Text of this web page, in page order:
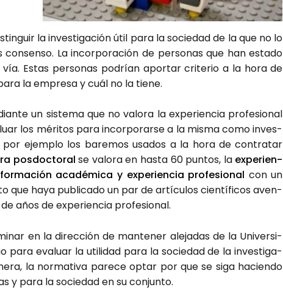
la inves­ti­ga­ción útil para la socie­dad de la que no lo
La incor­po­ra­ción de per­so­nas que han esta­do
Estas per­so­nas podrían apor­tar cri­te­rio a la hora de
la empre­sa y cuál no la tie­ne.
un sis­te­ma que no valo­ra la expe­rien­cia pro­fe­sio­nal
los méri­tos para incor­po­rar­se a la mis­ma como inves­
ejem­plo los bare­mos usa­dos a la hora de con­tra­tar
pos­doc­to­ral se valo­ra en has­ta 60 pun­tos, la expe­rien­
for­ma­ción aca­dé­mi­ca y expe­rien­cia pro­fe­sio­nal con un
que haya publi­ca­do un par de artícu­los cien­tí­fi­cos aven­
años de expe­rien­cia pro­fe­sio­nal.
en la direc­ción de man­te­ner ale­ja­das de la Uni­ver­si­
para eva­luar la uti­li­dad para la socie­dad de la inves­ti­ga­
la nor­ma­ti­va pare­ce optar por que se siga hacien­do
y para la socie­dad en su con­jun­to.